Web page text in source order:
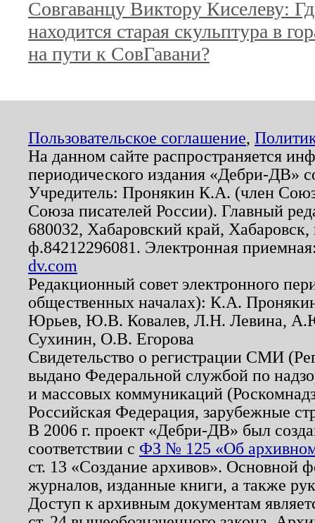
Совгаванцу Виктору Киселеву:
находится старая скульптура в
на пути к СовГавани?
Пользовательское соглашение,
На данном сайте распространяется
периодического издания «Дебри-ДВ»
Учредитель: Пронякин К.А. (член
Союза писателей России). Главный
680032, Хабаровский край,
ф.84212296081. Электронная
dv.com
Редакционный совет электронного
общественных началах): К.А.
Юрьев, Ю.В. Ковалев, Л.Н. Левина,
Сухинин, О.В. Егорова
Свидетельство о регистрации СМИ
выдано Федеральной службой по
и массовых коммуникаций
Российская Федерация, зарубежные
В 2006 г. проект «Дебри-ДВ» был
соответствии с ФЗ № 125 «Об
ст. 13 «Создание архивов». Основной
журналов, изданные книги, а также
Доступ к архивным документам